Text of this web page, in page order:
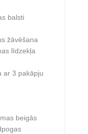
balsti
žāvēšana
līdzekļa
ar 3 pakāpju
beigās